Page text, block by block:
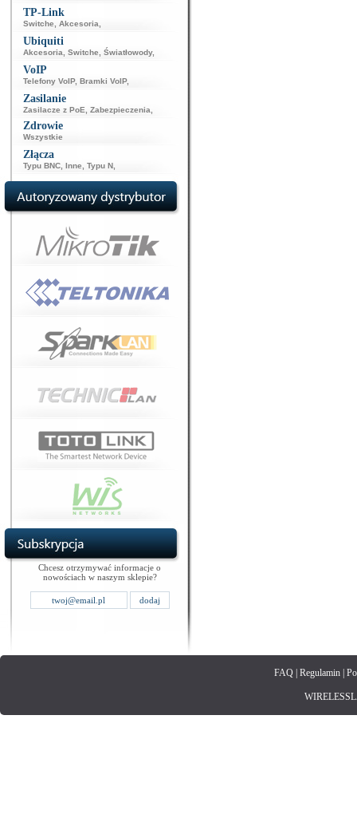
TP-Link
Switche Akcesoria
Ubiquiti
Akcesoria Switche Światłowody,
VoIP
Telefony VoIP, Bramki VoIP,
Zasilanie
Zasilacze z PoE Zabezpieczenia
Zdrowie
Wszystkie
Złącza
Typu BNC Inne Typu N
Chcesz otrzymywać informacje o
nowościach w naszym sklepie?
FAQ| Regulamin|